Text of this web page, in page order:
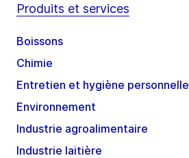
Produits et services
Boissons
Chimie
Entretien et hygiène personnelle
Environnement
Industrie agroalimentaire
Industrie laitière